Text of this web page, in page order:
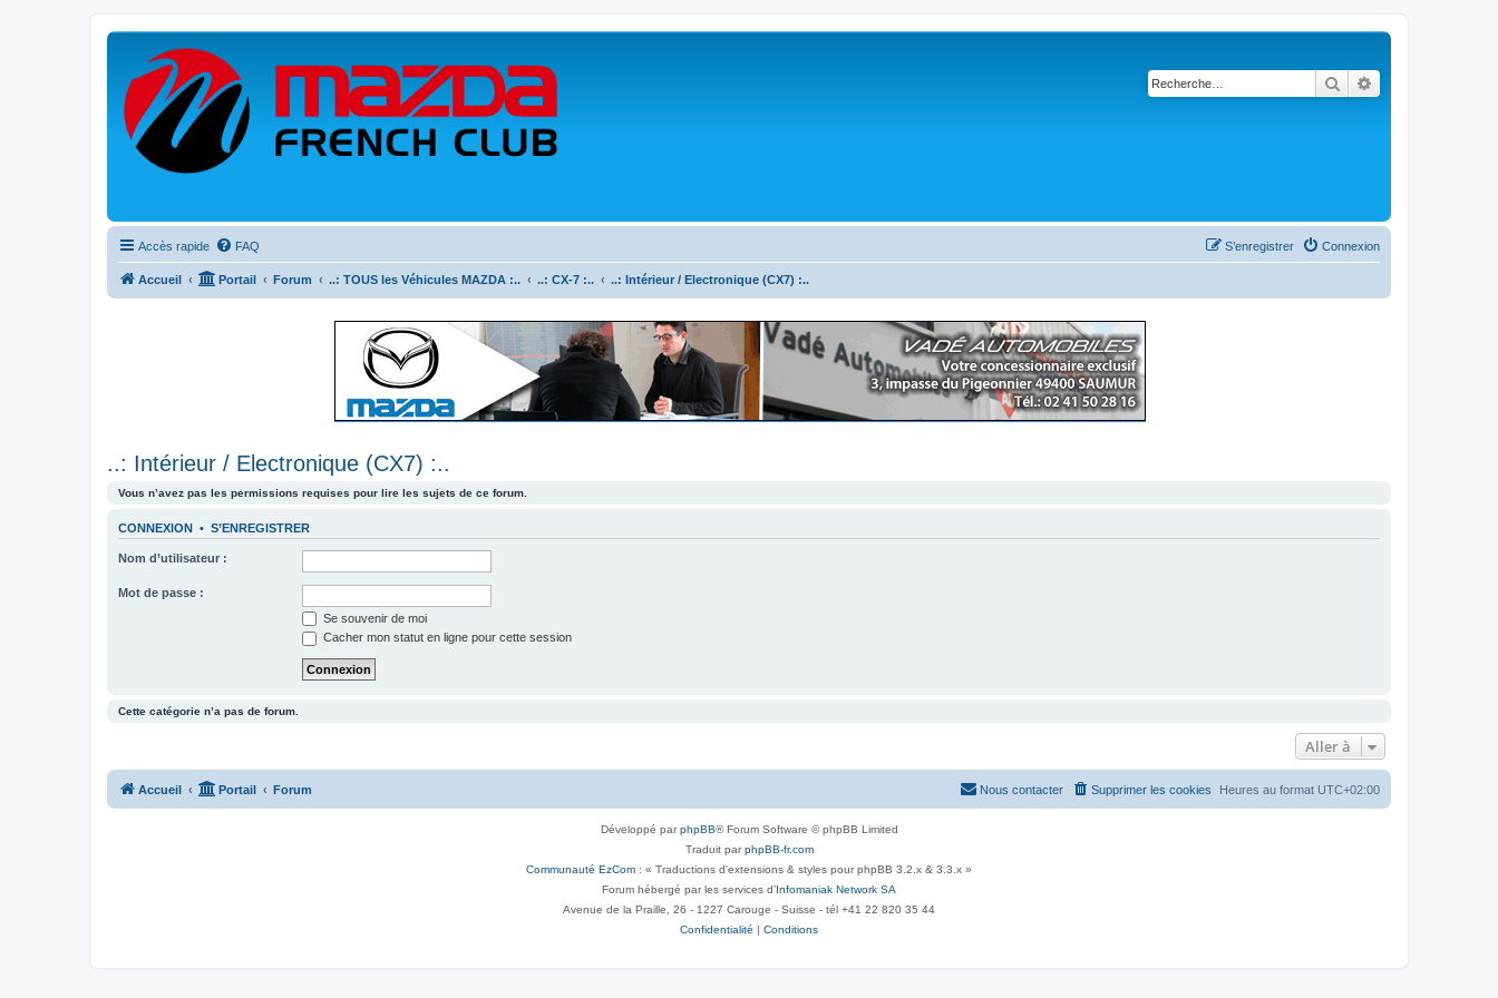
Rechercher
Accès rapide FAQ Connexion
S’enregistrer
Accueil Portail Forum ..: TOUS les Véhicules MAZDA :.. ..: CX-7 :.. ..: Intérieur / Electronique (CX7) :..
..: Intérieur / Electronique (CX7) :..
Vous n’avez pas les permissions requises pour lire les sujets de ce forum.
CONNEXION • S’ENREGISTRER
Nom d’utilisateur :
Mot de passe :
Se souvenir de moi
Cacher mon statut en ligne pour cette session
Cette catégorie n’a pas de forum.
Aller à
Accueil Portail Forum Heures au format UTC+02:00
Supprimer les cookies
Nous contacter
Développé parphpBB® Forum Software © phpBB Limited
Traduit parphpBB-fr.com
Communauté EzCom : « Traductions d'extensions & styles pour phpBB 3.2.x & 3.3.x »
Forum hébergé par les services d’Infomaniak Network SA
Avenue de la Praille, 26 - 1227 Carouge - Suisse - tél +41 22 820 35 44
Confidentialité | Conditions